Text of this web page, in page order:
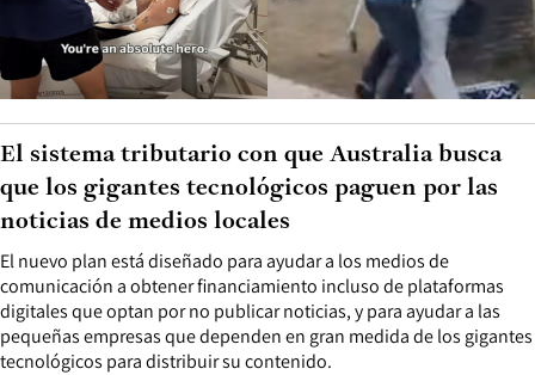
El nuevo plan está diseñado para ayudar a los medios de
comunicación a obtener financiamiento incluso de plataformas
digitales que optan por no publicar noticias, y para ayudar a las
pequeñas empresas que dependen en gran medida de los gigantes
tecnológicos para distribuir su contenido.
El sistema tributario con que Australia busca
que los gigantes tecnológicos paguen por las
noticias de medios locales